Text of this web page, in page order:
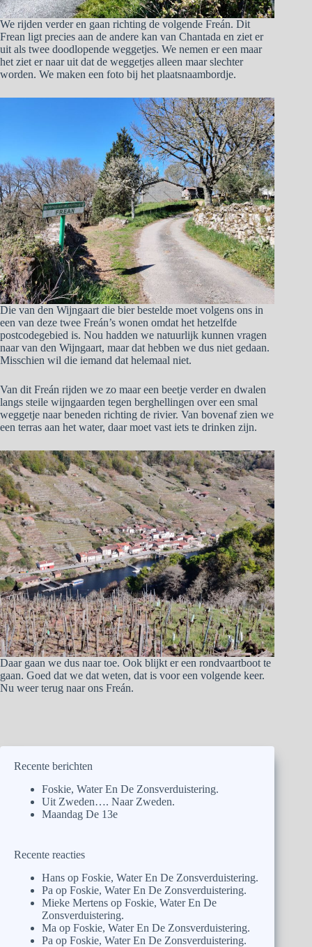
We rijden verder en gaan richting de volgende Freán. Dit
Frean ligt precies aan de andere kan van Chantada en ziet er
uit als twee doodlopende weggetjes. We nemen er een maar
het ziet er naar uit dat de weggetjes alleen maar slechter
worden. We maken een foto bij het plaatsnaambordje.
Die van den Wijngaart die bier bestelde moet volgens ons in
een van deze twee Freán’s wonen omdat het hetzelfde
postcodegebied is. Nou hadden we natuurlijk kunnen vragen
naar van den Wijngaart, maar dat hebben we dus niet gedaan.
Misschien wil die iemand dat helemaal niet.
Van dit Freán rijden we zo maar een beetje verder en dwalen
langs steile wijngaarden tegen berghellingen over een smal
weggetje naar beneden richting de rivier. Van bovenaf zien we
een terras aan het water, daar moet vast iets te drinken zijn.
Daar gaan we dus naar toe. Ook blijkt er een rondvaartboot te
gaan. Goed dat we dat weten, dat is voor een volgende keer.
Nu weer terug naar ons Freán.
Recente berichten
Foskie, Water En De Zonsverduistering.
Uit Zweden…. Naar Zweden.
Maandag De 13e
Recente reacties
Hans op Foskie, Water En De Zonsverduistering.
Pa op Foskie, Water En De Zonsverduistering.
Mieke Mertens op Foskie, Water En De
Zonsverduistering.
Ma op Foskie, Water En De Zonsverduistering.
Pa op Foskie, Water En De Zonsverduistering.